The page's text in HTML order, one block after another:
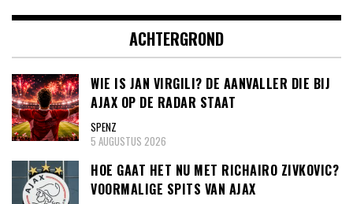
ACHTERGROND
WIE IS JAN VIRGILI? DE AANVALLER DIE BIJ
AJAX OP DE RADAR STAAT
SPENZ
5 AUGUSTUS 2026
HOE GAAT HET NU MET RICHAIRO ZIVKOVIC?
VOORMALIGE SPITS VAN AJAX